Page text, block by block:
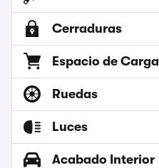
Cerraduras
Espacio de Carga
Ruedas
Luces
Acabado Interior